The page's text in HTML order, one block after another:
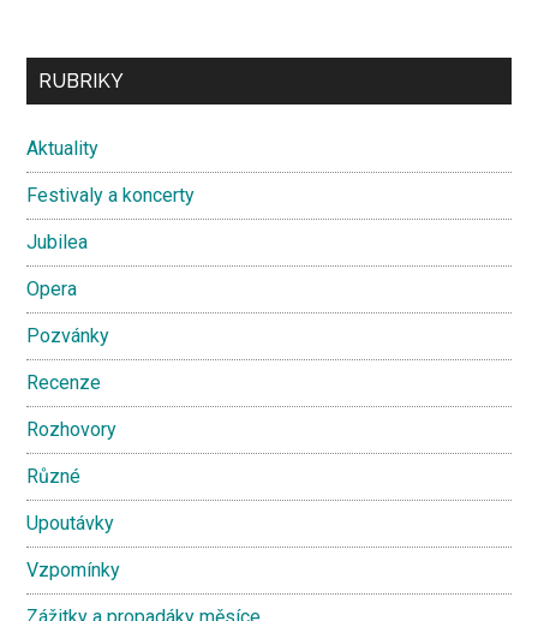
Secondary
RUBRIKY
Aktuality
Festivaly a koncerty
Jubilea
Opera
Pozvánky
Recenze
Rozhovory
Různé
Upoutávky
Vzpomínky